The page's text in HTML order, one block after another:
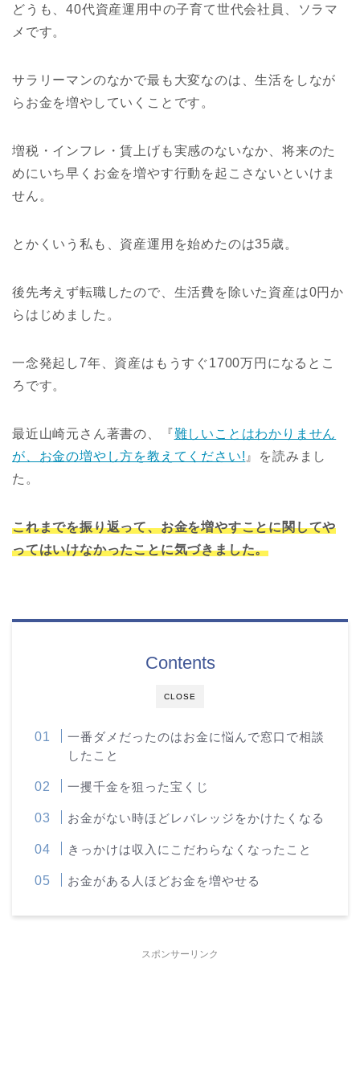
どうも、40代資産運用中の子育て世代会社員、ソラマ
メです。
サラリーマンのなかで最も大変なのは、生活をしなが
らお金を増やしていくことです。
増税・インフレ・賃上げも実感のないなか、将来のた
めにいち早くお金を増やす行動を起こさないといけま
せん。
とかくいう私も、資産運用を始めたのは35歳。
後先考えず転職したので、生活費を除いた資産は0円か
らはじめました。
一念発起し7年、資産はもうすぐ1700万円になるとこ
ろです。
最近山崎元さん著書の、『難しいことはわかりません
が、お金の増やし方を教えてください! 』を読みまし
た。
これまでを振り返って、お金を増やすことに関してや
ってはいけなかったことに気づきました。
CLOSE
Contents
一番ダメだったのはお金に悩んで窓口で相談
したこと
一攫千金を狙った宝くじ
お金がない時ほどレバレッジをかけたくなる
きっかけは収入にこだわらなくなったこと
お金がある人ほどお金を増やせる
スポンサーリンク